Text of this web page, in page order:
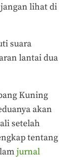
lihat di
suara
lantai dua
Kuning
akan
setelah
tentang
jurnal